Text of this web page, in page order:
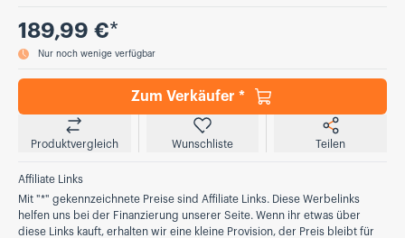
Preis
189,99 €*
Nur noch wenige verfügbar
Zum Verkäufer *
Produktvergleich Wunschliste Teilen
Affiliate Links
Mit "*" gekennzeichnete Preise sind Affiliate Links. Diese Werbelinks
helfen uns bei der Finanzierung unserer Seite. Wenn ihr etwas über
diese Links kauft, erhalten wir eine kleine Provision, der Preis bleibt für